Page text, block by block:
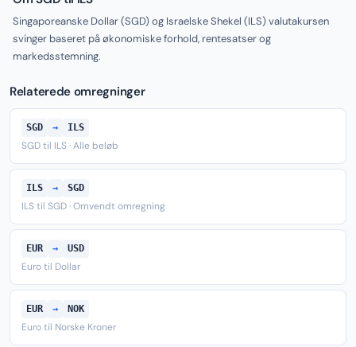
Singaporeanske Dollar (SGD) og Israelske Shekel (ILS) valutakursen
svinger baseret på økonomiske forhold, rentesatser og
markedsstemning.
Relaterede omregninger
SGD → ILS
SGD til ILS · Alle beløb
ILS → SGD
ILS til SGD · Omvendt omregning
EUR → USD
Euro til Dollar
EUR → NOK
Euro til Norske Kroner